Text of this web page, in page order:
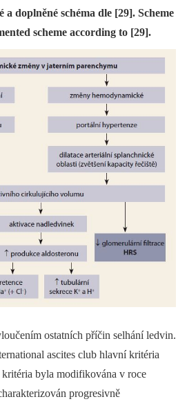
doplněné schéma dle [29]. Scheme
scheme according to [29].
ostatních příčin selhání ledvin.
ascites club hlavní kritéria
byla modifikována v roce
progresivně